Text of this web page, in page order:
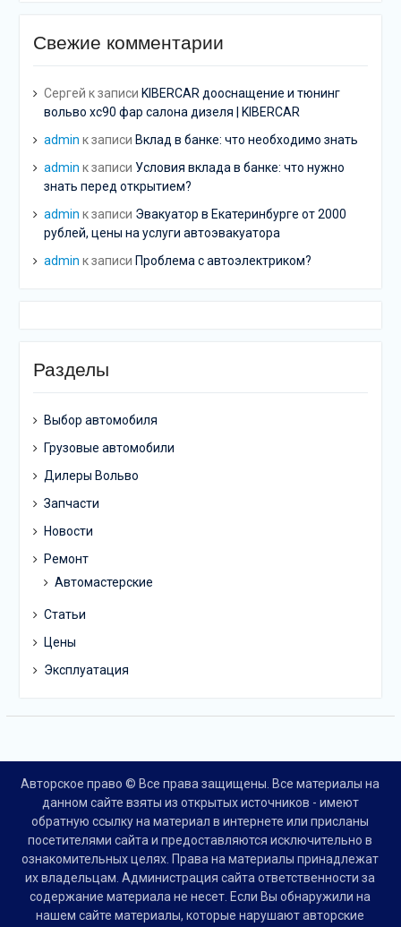
Свежие комментарии
Сергей к записи KIBERCAR дооснащение и тюнинг
вольво хс90 фар салона дизеля | KIBERCAR
admin к записи Вклад в банке: что необходимо знать
admin к записи Условия вклада в банке: что нужно
знать перед открытием?
admin к записи Эвакуатор в Екатеринбурге от 2000
рублей, цены на услуги автоэвакуатора
admin к записи Проблема с автоэлектриком?
Разделы
Выбор автомобиля
Грузовые автомобили
Дилеры Вольво
Запчасти
Новости
Ремонт
Автомастерские
Статьи
Цены
Эксплуатация
Авторское право © Все права защищены. Все материалы на
данном сайте взяты из открытых источников - имеют
обратную ссылку на материал в интернете или присланы
посетителями сайта и предоставляются исключительно в
ознакомительных целях. Права на материалы принадлежат
их владельцам. Администрация сайта ответственности за
содержание материала не несет. Если Вы обнаружили на
нашем сайте материалы, которые нарушают авторские